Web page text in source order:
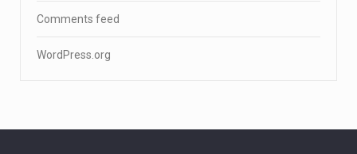
Comments feed
WordPress.org